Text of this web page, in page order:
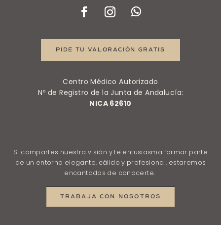
PIDE TU VALORACIÓN GRATIS
Centro Médico Autorizado
Nº de Registro de la Junta de Andalucía:
NICA 62610
Si compartes nuestra visión y te entusiasma formar parte
de un entorno elegante, cálido y profesional, estaremos
encantados de conocerte.
TRABAJA CON NOSOTROS